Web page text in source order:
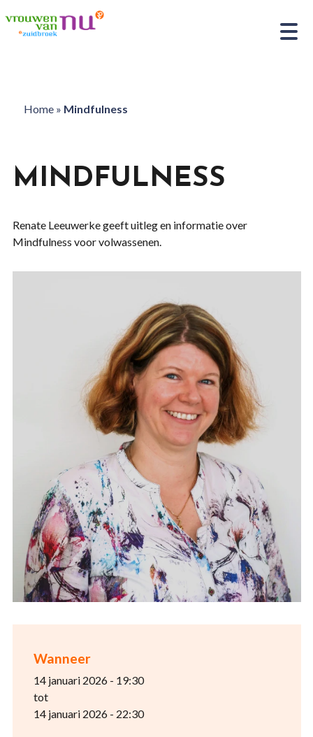
Home» Mindfulness
Wanneer
14 januari 2026 - 19:30
tot
14 januari 2026 - 22:30
MINDFULNESS
Renate Leeuwerke geeft uitleg en informatie over
Mindfulness voor volwassenen.